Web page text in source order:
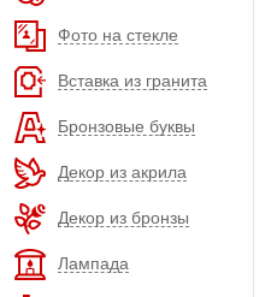
Фото на стекле
Вставка из гранита
Бронзовые буквы
Декор из акрила
Декор из бронзы
Лампада